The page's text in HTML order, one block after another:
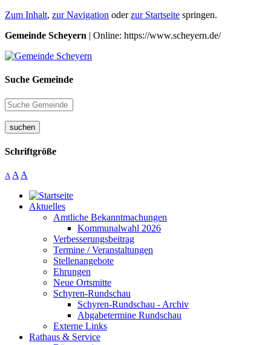
Zum Inhalt, zur Navigation oderzur Startseite springen.
Gemeinde Scheyern | Online: https://www.scheyern.de/
Suche Gemeinde
suchen
Schriftgröße
A A A
Aktuelles
Amtliche Bekanntmachungen
Kommunalwahl 2026
Verbesserungsbeitrag
Termine / Veranstaltungen
Stellenangebote
Ehrungen
Neue Ortsmitte
Schyren-Rundschau
Schyren-Rundschau - Archiv
Abgabetermine Rundschau
Externe Links
Rathaus & Service